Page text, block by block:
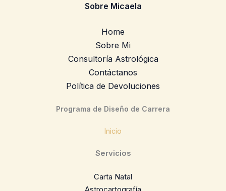
Sobre Micaela
Home
Sobre Mi
Consultoría Astrológica
Contáctanos
Política de Devoluciones
Programa de Diseño de Carrera
Inicio
Servicios
Carta Natal